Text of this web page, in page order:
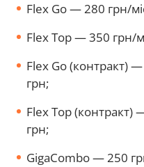
Flex Go — 280 грн/
Flex Top — 350 грн/
Flex Go (контракт) —
грн;
Flex Top (контракт)
грн;
GigaCombo — 250